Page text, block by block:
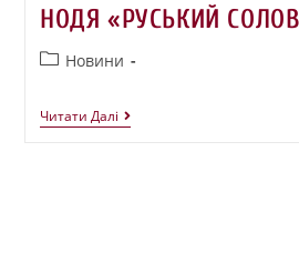
НОДЯ «РУСЬКИЙ
Новини
Читати Далі